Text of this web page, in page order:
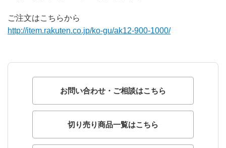
ご注文はこちらから
http://item.rakuten.co.jp/ko-gu/ak12-900-1000/
お問い合わせ・ご相談はこちら
切り売り商品一覧はこちら